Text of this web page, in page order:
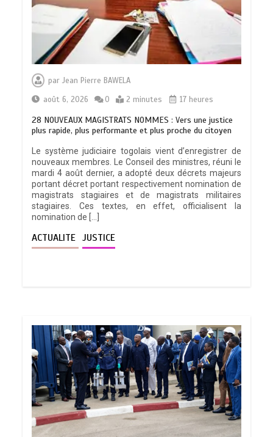
parJean Pierre BAWELA
août 6, 2026
0 2 minutes 17 heures
28 NOUVEAUX MAGISTRATS NOMMES : Vers une justice
plus rapide, plus performante et plus proche du citoyen
Le système judiciaire togolais vient d’enregistrer de
nouveaux membres. Le Conseil des ministres, réuni le
mardi 4 août dernier, a adopté deux décrets majeurs
portant décret portant respectivement nomination de
magistrats stagiaires et de magistrats militaires
stagiaires. Ces textes, en effet, officialisent la
nomination de […]
ACTUALITE JUSTICE